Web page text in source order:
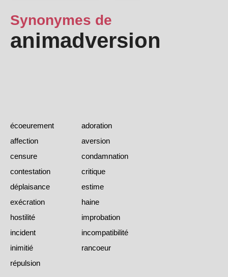
Synonymes de
animadversion
écoeurement
adoration
affection
aversion
censure
condamnation
contestation
critique
déplaisance
estime
exécration
haine
hostilité
improbation
incident
incompatibilité
inimitié
rancoeur
répulsion